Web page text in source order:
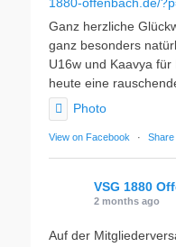
Ganz herzliche
ganz besonders
U16w und Kaavya
heute eine
Photo
View on Facebook · Share
VSG 1880
2 months ago
Auf der